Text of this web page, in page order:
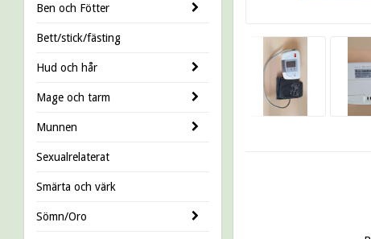
Ben och Fötter
Bett/stick/fästing
Hud och hår
Mage och tarm
Munnen
Sexualrelaterat
Smärta och värk
Sömn/Oro